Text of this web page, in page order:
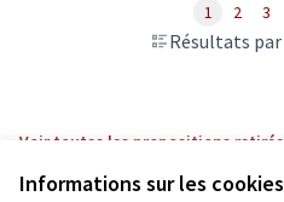
Informations sur les
Résultats par
1 2 3
Voir toutes les propositions